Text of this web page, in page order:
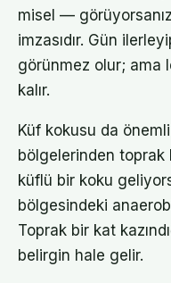
misel —
imzasıdır. Gün
görünmez olur; ama
kalır.
Küf kokusu da
bölgelerinden toprak
küflü bir koku
bölgesindeki
Toprak bir kat
belirgin hale gelir.